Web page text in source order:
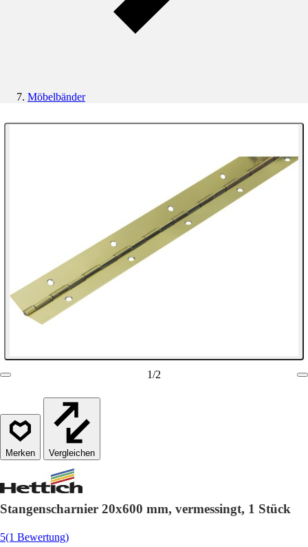
Möbelbänder
1/2
Vergleichen
Stangenscharnier 20x600 mm, vermessingt, 1 Stück
5(1 Bewertung)